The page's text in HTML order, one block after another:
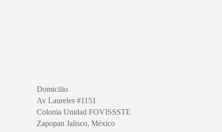
Domicilio
Av Laureles #1151
Colonia Unidad FOVISSSTE
Zapopan Jalisco, México